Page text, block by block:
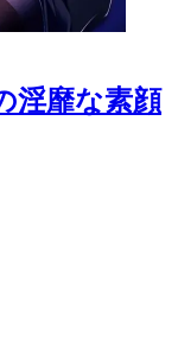
淫靡な素顔